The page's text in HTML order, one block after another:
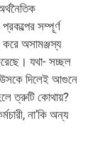
সম্পূর্ণ
অসামঞ্জস্য
যথা- সচ্ছল
দিলেই আগুনে
ত্রুটি কোথায়?
না’কি অন্য